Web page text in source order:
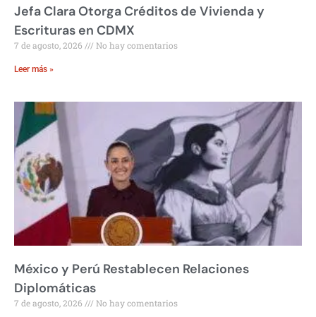
Jefa Clara Otorga Créditos de Vivienda y
Escrituras en CDMX
7 de agosto, 2026 No hay comentarios
Leer más »
México y Perú Restablecen Relaciones
Diplomáticas
7 de agosto, 2026 No hay comentarios